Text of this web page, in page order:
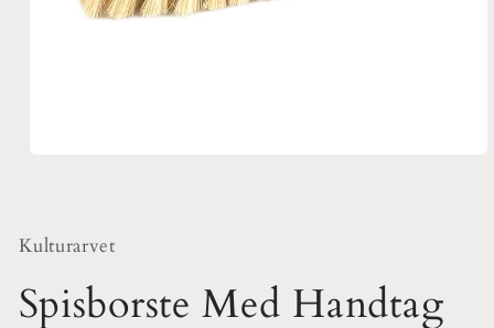
Kulturarvet
Spisborste Med Handtag